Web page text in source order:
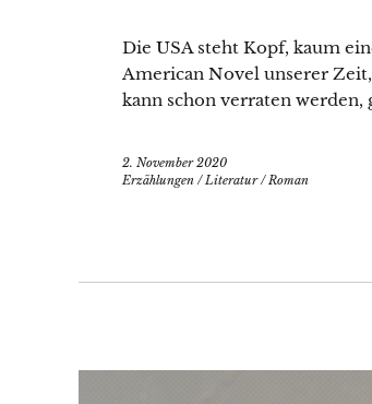
Die USA steht Kopf, kaum
American Novel unserer
kann schon verraten
2. November 2020
Erzählungen /Literatur/Roman